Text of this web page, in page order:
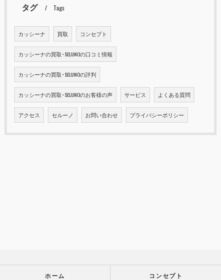
タグ Tags
カッシーナ 買取 コンセプト
カッシーナの買取･SELUNOの口コミ情報
カッシーナの買取･SELUNOの評判
カッシーナの買取･SELUNOのお客様の声 サービス よくある質問
アクセス セルーノ お問い合わせ プライバシーポリシー
ホーム コンセプト